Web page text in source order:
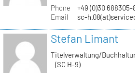
Phone
+49 (0)30 688305-
Email
sc-
Stefan Limant
Titelverwaltung/
(SC H-9)